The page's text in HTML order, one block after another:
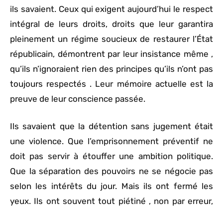
ils savaient. Ceux qui exigent aujourd’hui le respect
intégral de leurs droits, droits que leur garantira
pleinement un régime soucieux de restaurer l’État
républicain, démontrent par leur insistance même ,
qu’ils n’ignoraient rien des principes qu’ils n’ont pas
toujours respectés . Leur mémoire actuelle est la
preuve de leur conscience passée.
Ils savaient que la détention sans jugement était
une violence. Que l’emprisonnement préventif ne
doit pas servir à étouffer une ambition politique.
Que la séparation des pouvoirs ne se négocie pas
selon les intérêts du jour. Mais ils ont fermé les
yeux. Ils ont souvent tout piétiné , non par erreur,